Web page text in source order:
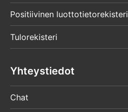
Positiivinen luottotietorekisteri
Tulorekisteri
Yhteystiedot
Chat